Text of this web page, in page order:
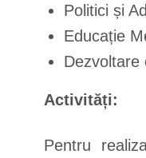
Politici și
Educație
Dezvoltare
Activități:
Pentru